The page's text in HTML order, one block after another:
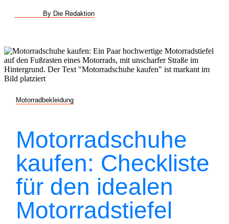
By Die Redaktion
Motorradbekleidung
Motorradschuhe
kaufen: Checkliste
für den idealen
Motorradstiefel